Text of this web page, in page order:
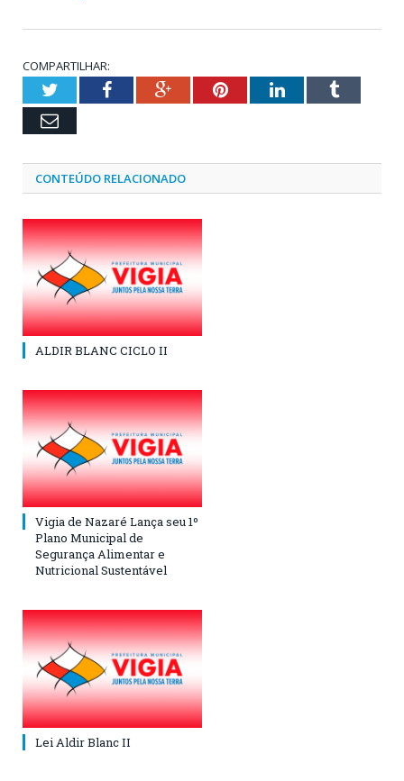
COMPARTILHAR:
TwitterFacebookGoogle+PinterestLinkedInTumblr
Email
CONTEÚDO RELACIONADO
ALDIR BLANC CICLO II
Vigia de Nazaré Lança seu 1º
Plano Municipal de
Segurança Alimentar e
Nutricional Sustentável
Lei Aldir Blanc II